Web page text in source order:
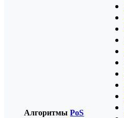
АлгоритмыPoS